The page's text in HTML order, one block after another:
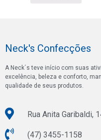
Neck's Confecções
A Neck´s teve início com suas
excelência, beleza e conforto,
qualidade de seus produtos.
Rua Anita Garibaldi,
(47) 3455-1158